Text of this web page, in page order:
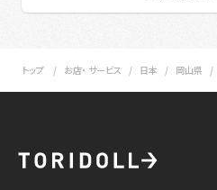
トップ お店・ サービス 日本 岡山県